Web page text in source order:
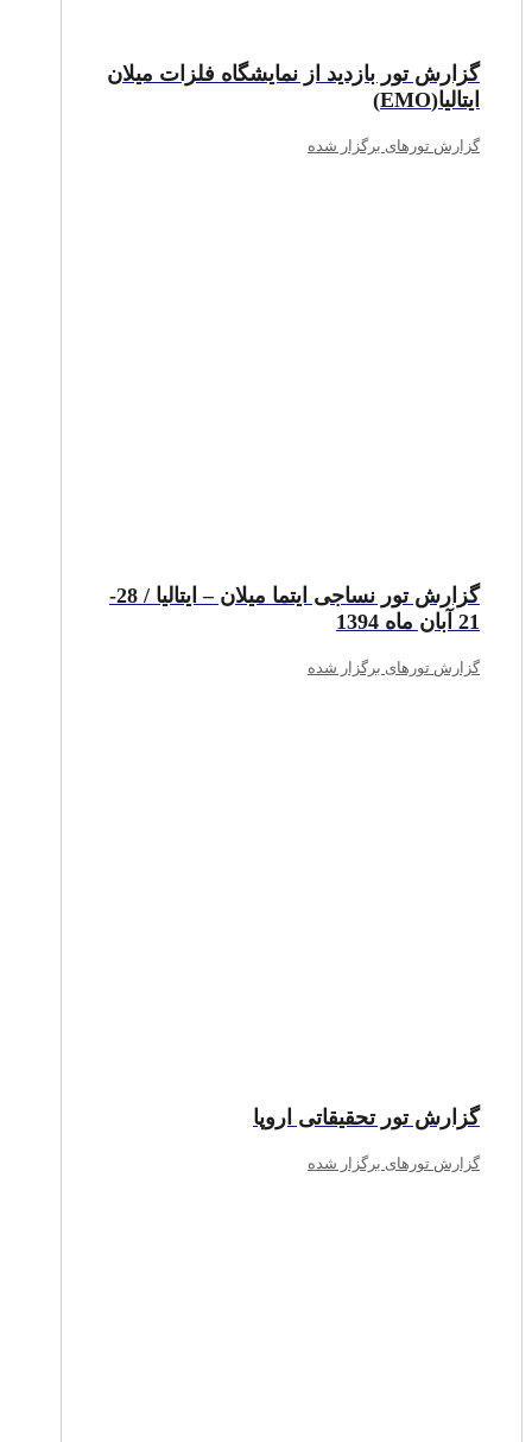
گزارش تور بازدید از نمایشگاه فلزات میلان
ایتالیا(EMO)
گزارش تورهای برگزار شده
گزارش تور نساجی ایتما میلان – ایتالیا / 28-
21 آبان ماه 1394
گزارش تورهای برگزار شده
گزارش تور تحقیقاتی اروپا
گزارش تورهای برگزار شده